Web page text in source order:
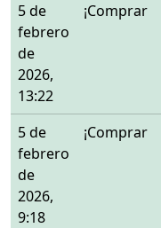
5 de
febrero
de
2026,
13:22
¡Comprar
5 de
febrero
de
2026,
9:18
¡Comprar